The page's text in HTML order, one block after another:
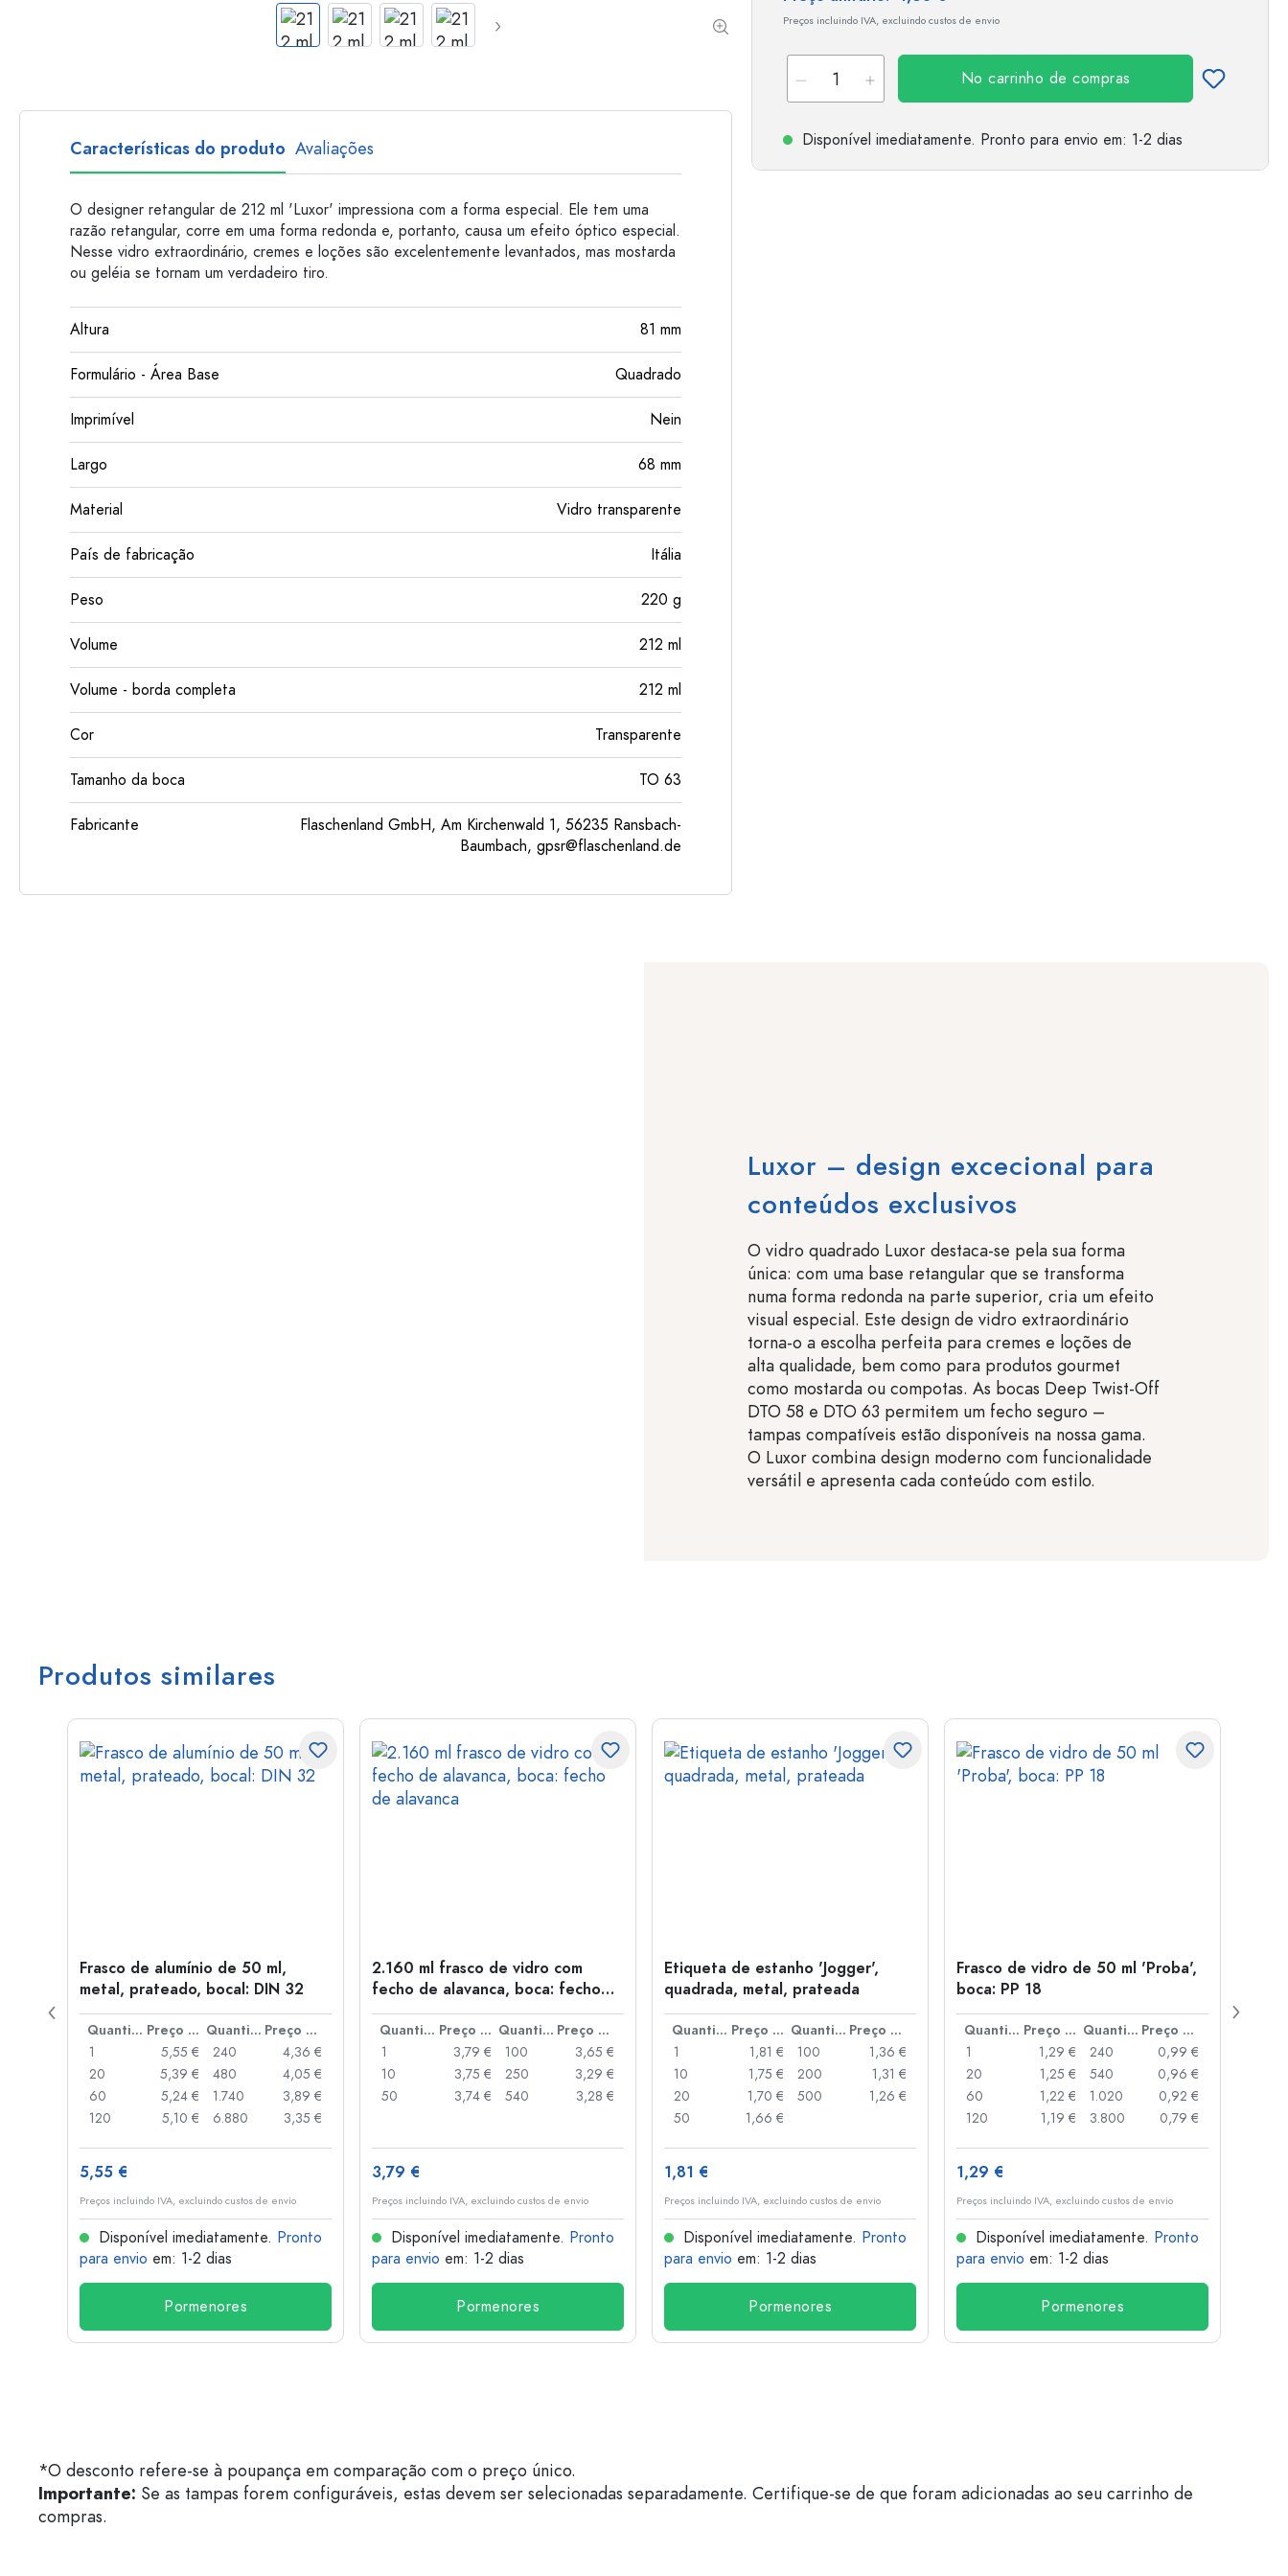
Garrafas de plastico
Preços incluindo IVA, excluindo custos de envio
No carrinho de compras
Disponível imediatamente. Pronto para envio em: 1-2 dias
Características do produto Avaliações
O designer retangular de 212 ml 'Luxor' impressiona com a forma especial. Ele tem uma
razão retangular, corre em uma forma redonda e, portanto, causa um efeito óptico especial.
Nesse vidro extraordinário, cremes e loções são excelentemente levantados, mas mostarda
ou geléia se tornam um verdadeiro tiro.
Altura 81 mm
Formulário - Área Base Quadrado
Imprimível Nein
Largo 68 mm
Material Vidro transparente
País de fabricação Itália
Peso 220 g
Volume 212 ml
Volume - borda completa 212 ml
Cor Transparente
Tamanho da boca TO 63
Fabricante
Flaschenland GmbH, Am Kirchenwald 1, 56235 Ransbach-
Baumbach, gpsr@flaschenland.de
Luxor – design excecional para
conteúdos exclusivos
O vidro quadrado Luxor destaca-se pela sua forma
única: com uma base retangular que se transforma
numa forma redonda na parte superior, cria um efeito
visual especial. Este design de vidro extraordinário
torna-o a escolha perfeita para cremes e loções de
alta qualidade, bem como para produtos gourmet
como mostarda ou compotas. As bocas Deep Twist-Off
DTO 58 e DTO 63 permitem um fecho seguro –
tampas compatíveis estão disponíveis na nossa gama.
O Luxor combina design moderno com funcionalidade
versátil e apresenta cada conteúdo com estilo.
Produtos similares
Frasco de alumínio de 50 ml,
metal, prateado, bocal: DIN 32
Quantidade Preço por peça Quantidade
Preço por peça
1
5,55 €
20
5,39 €
60
5,24 €
120
5,10 €
240
4,36 €
480
4,05 €
1.740
3,89 €
6.880
3,35 €
5,55 €
Preços incluindo IVA, excluindo custos de envio
Disponível imediatamente. Pronto
para envio em: 1-2 dias
Pormenores
2.160 ml frasco de vidro com
fecho de alavanca, boca: fecho
de alavanca
Quantidade Preço por peça Quantidade
Preço por peça
1
3,79 €
10
3,75 €
50
3,74 €
100
3,65 €
250
3,29 €
540
3,28 €
3,79 €
Preços incluindo IVA, excluindo custos de envio
Disponível imediatamente. Pronto
para envio em: 1-2 dias
Pormenores
Etiqueta de estanho 'Jogger',
quadrada, metal, prateada
Quantidade Preço por peça Quantidade
Preço por peça
1
1,81 €
10
1,75 €
20
1,70 €
50
1,66 €
100
1,36 €
200
1,31 €
500
1,26 €
1,81 €
Preços incluindo IVA, excluindo custos de envio
Disponível imediatamente. Pronto
para envio em: 1-2 dias
Pormenores
Frasco de vidro de 50 ml 'Proba',
boca: PP 18
Quantidade Preço por peça Quantidade
Preço por peça
1
1,29 €
20
1,25 €
60
1,22 €
120
1,19 €
240
0,99 €
540
0,96 €
1.020
0,92 €
3.800
0,79 €
1,29 €
Preços incluindo IVA, excluindo custos de envio
Disponível imediatamente. Pronto
para envio em: 1-2 dias
Pormenores
*O desconto refere-se à poupança em comparação com o preço único.
Importante: Se as tampas forem configuráveis, estas devem ser selecionadas separadamente. Certifique-se de que foram adicionadas ao seu carrinho de
compras.